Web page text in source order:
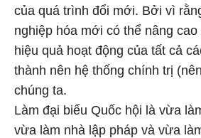
của quá trình đổi mới. Bởi vì
nghiệp hóa mới có thể nâng
hiệu quả hoạt động của tất cả
thành nên hệ thống chính trị
chúng ta.
Làm đại biểu Quốc hội là vừa
vừa làm nhà lập pháp và vừa